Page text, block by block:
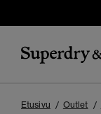
Etusivu Outlet